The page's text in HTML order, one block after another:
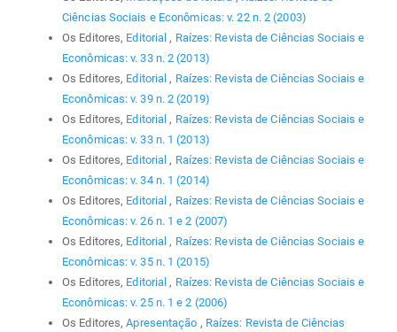
Ciências Sociais e Econômicas: v. 22 n. 2 (2003)
Os Editores, Editorial, Raízes: Revista de Ciências Sociais e
Econômicas: v. 33 n. 2 (2013)
Os Editores, Editorial, Raízes: Revista de Ciências Sociais e
Econômicas: v. 39 n. 2 (2019)
Os Editores, Editorial, Raízes: Revista de Ciências Sociais e
Econômicas: v. 33 n. 1 (2013)
Os Editores, Editorial, Raízes: Revista de Ciências Sociais e
Econômicas: v. 34 n. 1 (2014)
Os Editores, Editorial, Raízes: Revista de Ciências Sociais e
Econômicas: v. 26 n. 1 e 2 (2007)
Os Editores, Editorial, Raízes: Revista de Ciências Sociais e
Econômicas: v. 35 n. 1 (2015)
Os Editores, Editorial, Raízes: Revista de Ciências Sociais e
Econômicas: v. 25 n. 1 e 2 (2006)
Os Editores,Apresentação , Raízes: Revista de Ciências